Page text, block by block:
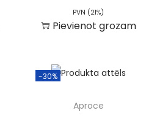
PVN (21%)
Pievienot grozam
-30%
Aproce